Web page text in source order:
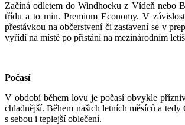
Začíná odletem do Windhoeku z Vídeň nebo
třídu a to min. Premium Economy. V
přestávkou na občerstvení či zastavení se v
vyřídí na místě po přistání na mezinárodním
Počasí
V období během lovu je počasí obvykle
chladnější. Během našich letních měsíců a
s sebou i teplejší oblečení.